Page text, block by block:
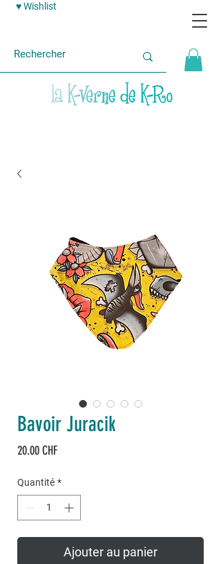
♥ Wishlist
Bavoir Juracik
20.00 CHFPrix
Quantité *
Ajouter au panier